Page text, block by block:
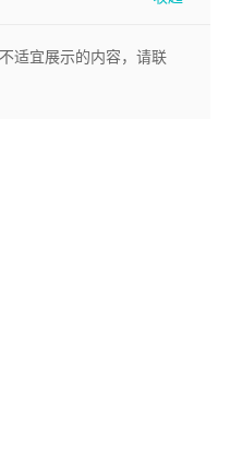
适宜展示的内容，请联